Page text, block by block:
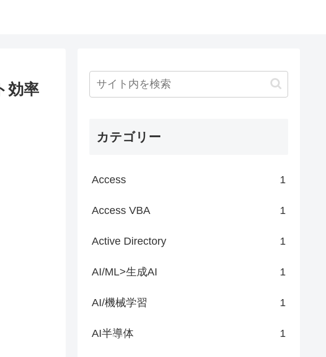
効率
カテゴリー
Access 1
Access VBA 1
Active Directory 1
AI/ML>生成AI 1
AI/機械学習 1
AI半導体 1